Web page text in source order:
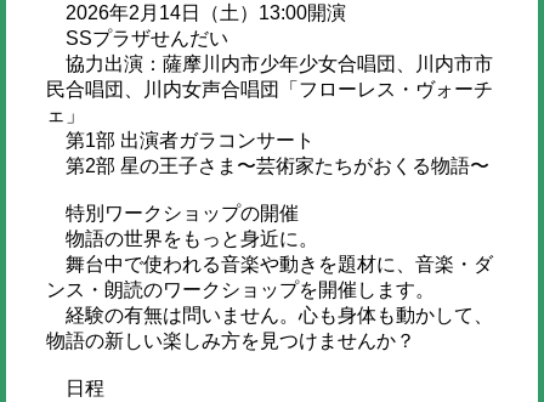
2026年2月14日（土）13:00開演
SSプラザせんだい
協力出演：薩摩川内市少年少女合唱団、川内市市
民合唱団、川内女声合唱団「フローレス・ヴォーチ
ェ」
第1部 出演者ガラコンサート
第2部 星の王子さま〜芸術家たちがおくる物語〜
特別ワークショップの開催
物語の世界をもっと身近に。
舞台中で使われる音楽や動きを題材に、音楽・ダ
ンス・朗読のワークショップを開催します。
経験の有無は問いません。心も身体も動かして、
物語の新しい楽しみ方を見つけませんか？
日程